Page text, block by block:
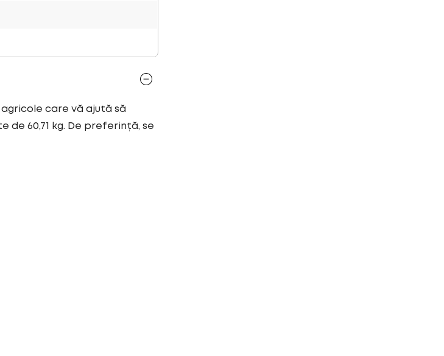
care vă ajută să
de 60,71 kg. De preferință, se